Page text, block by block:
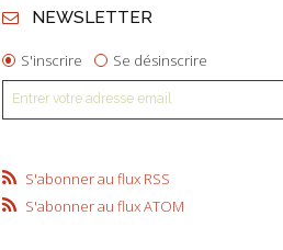
NEWSLETTER
S'inscrire Se désinscrire
S'abonner au flux RSS
S'abonner au flux ATOM